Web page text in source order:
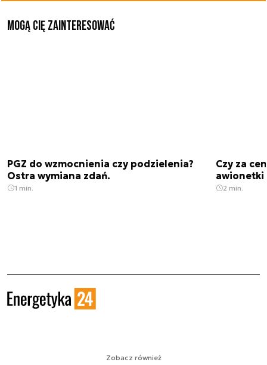
Mogą Cię zainteresować
PGZ do wzmocnienia czy podzielenia?
Ostra wymiana zdań.
1 min.
Czy za
awionetki
2 min.
Zobacz również